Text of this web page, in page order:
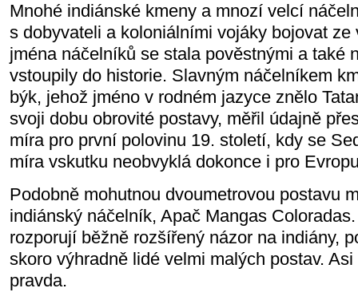
Mnohé indiánské kmeny a mnozí velcí
s dobyvateli a koloniálními vojáky bojovat ze
jména náčelníků se stala pověstnými a také
vstoupily do historie. Slavným náčelníkem
býk, jehož jméno v rodném jazyce znělo
svoji dobu obrovité postavy, měřil údajně
míra pro první polovinu 19. století, kdy se
míra vskutku neobvyklá dokonce i pro
Podobně mohutnou dvoumetrovou postavu
indiánský náčelník, Apač Mangas
rozporují běžně rozšířený názor na indiány,
skoro výhradně lidé velmi malých postav.
pravda.